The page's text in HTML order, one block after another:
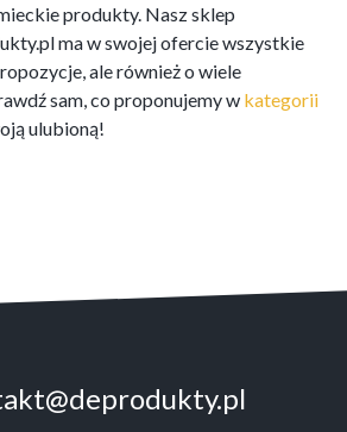
produkty. Nasz sklep
ma w swojej ofercie wszystkie
ale również o wiele
sam, co proponujemy w kategorii
ulubioną!